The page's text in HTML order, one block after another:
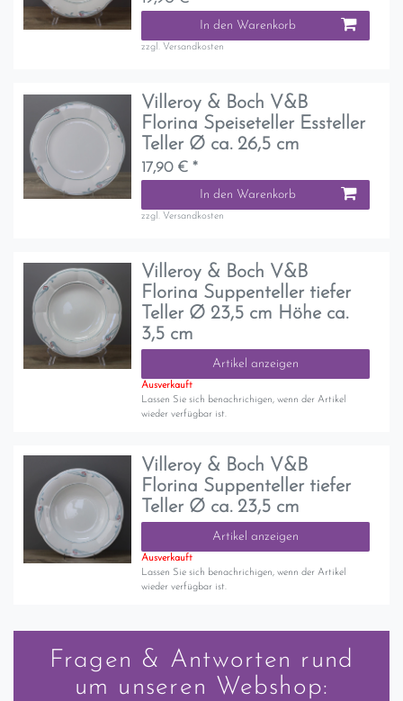
In den Warenkorb
zzgl. Versandkosten
Villeroy & Boch V&B
Florina Speiseteller Essteller
Teller Ø ca. 26,5 cm
17,90 € *
In den Warenkorb
zzgl. Versandkosten
Villeroy & Boch V&B
Florina Suppenteller tiefer
Teller Ø 23,5 cm Höhe ca.
3,5 cm
Artikel anzeigen
Ausverkauft
Lassen Sie sich benachrichigen, wenn der Artikel
wieder verfügbar ist.
Villeroy & Boch V&B
Florina Suppenteller tiefer
Teller Ø ca. 23,5 cm
Artikel anzeigen
Ausverkauft
Lassen Sie sich benachrichigen, wenn der Artikel
wieder verfügbar ist.
Fragen & Antworten rund
um unseren Webshop: